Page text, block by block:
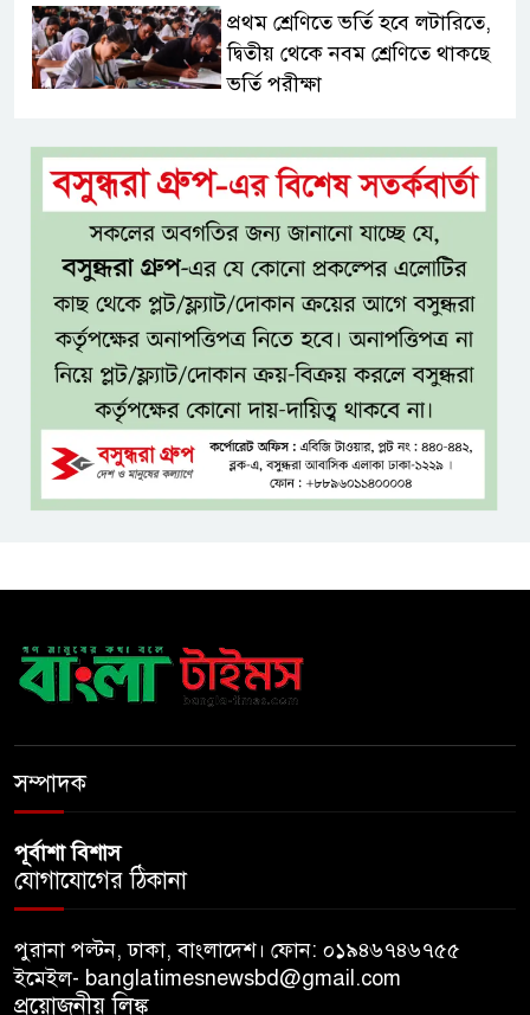
প্রথম শ্রেণিতে ভর্তি হবে লটারিতে,
দ্বিতীয় থেকে নবম শ্রেণিতে থাকছে
ভর্তি পরীক্ষা
৫ শতাংশ মজুরি বৃদ্ধি প্রত্যাখ্যান,
নতুন মজুরি বোর্ড গঠনের দাবি চা
শ্রমিক ইউনিয়নের
টাঙ্গাইল জেলা পরিষদের উদ্যোগে
২৩ লাখ টাকার আর্থিক অনুদানের
চেক বিতরণ
ধলেশ্বরী থেকে অবৈধ বালু উত্তোলন,
হুমকিতে শামসুল হক সেতু
বঙ্গভবনের নতুন বাসিন্দা কি মির্জা
রহমান
নদীদূষণ রোধে সমন্বিত ও কঠোর
পদক্ষেপের নির্দেশ প্রধানমন্ত্রীর
সম্পাদক
পূর্বাশা বিশাস
যোগাযোগের ঠিকানা
পুরানা পল্টন, ঢাকা, বাংলাদেশ। ফোন: ০১৯৪৬৭৪৬৭৫৫
ইমেইল- banglatimesnewsbd@gmail.com
প্রয়োজনীয় লিঙ্ক